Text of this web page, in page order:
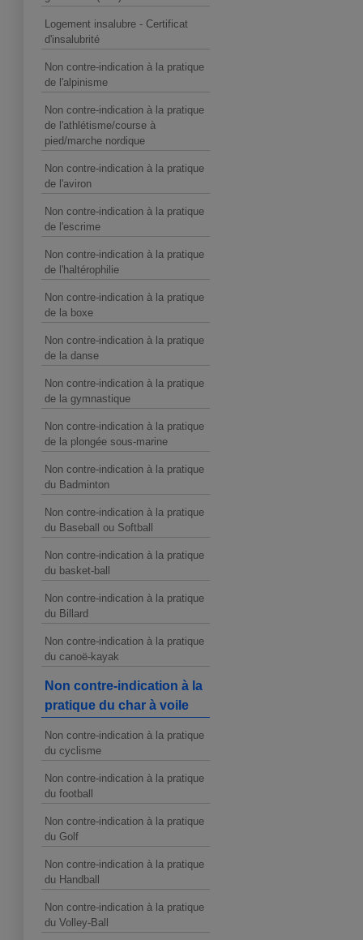
Logement insalubre - Certificat
d'insalubrité
Non contre-indication à la pratique
de l'alpinisme
Non contre-indication à la pratique
de l'athlétisme/course à
pied/marche nordique
Non contre-indication à la pratique
de l'aviron
Non contre-indication à la pratique
de l'escrime
Non contre-indication à la pratique
de l'haltérophilie
Non contre-indication à la pratique
de la boxe
Non contre-indication à la pratique
de la danse
Non contre-indication à la pratique
de la gymnastique
Non contre-indication à la pratique
de la plongée sous-marine
Non contre-indication à la pratique
du Badminton
Non contre-indication à la pratique
du Baseball ou Softball
Non contre-indication à la pratique
du basket-ball
Non contre-indication à la pratique
du Billard
Non contre-indication à la pratique
du canoë-kayak
Non contre-indication à la
pratique du char à voile
Non contre-indication à la pratique
du cyclisme
Non contre-indication à la pratique
du football
Non contre-indication à la pratique
du Golf
Non contre-indication à la pratique
du Handball
Non contre-indication à la pratique
du Volley-Ball